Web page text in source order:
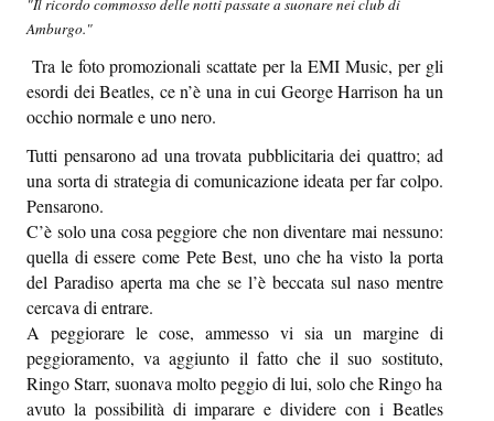
L’inviato di oltre
In-oltre
Sapori e dissapori
Racconti di viaggio
Quovadis
Epiquark
Epilibri
Intervistando
Boheme
"Il ricordo commosso delle notti passate a suonare nei club di
Amburgo."
Tra le foto promozionali scattate per la EMI Music, per gli
esordi dei Beatles, ce n’è una in cui George Harrison ha un
occhio normale e uno nero.
Tutti pensarono ad una trovata pubblicitaria dei quattro; ad
una sorta di strategia di comunicazione ideata per far colpo.
Pensarono.
C’è solo una cosa peggiore che non diventare mai nessuno:
quella di essere come Pete Best, uno che ha visto la porta
del Paradiso aperta ma che se l’è beccata sul naso mentre
cercava di entrare.
A peggiorare le cose, ammesso vi sia un margine di
peggioramento, va aggiunto il fatto che il suo sostituto,
Ringo Starr, suonava molto peggio di lui, solo che Ringo ha
avuto la possibilità di imparare e dividere con i Beatles